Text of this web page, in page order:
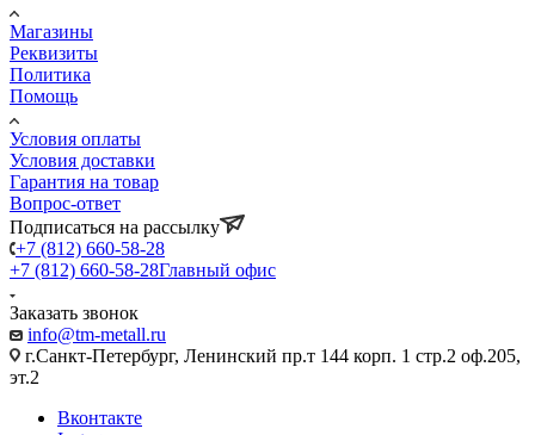
Магазины
Реквизиты
Политика
Помощь
Условия оплаты
Условия доставки
Гарантия на товар
Вопрос-ответ
Подписаться на рассылку
+7 (812) 660-58-28
+7 (812) 660-58-28Главный офис
Заказать звонок
info@tm-metall.ru
г.Санкт-Петербург, Ленинский пр.т 144 корп. 1 стр.2 оф.205,
эт.2
Вконтакте